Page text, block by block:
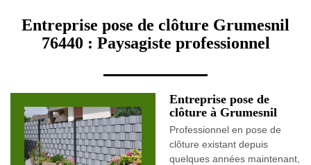
Entreprise pose de clôture Grumesnil
76440 : Paysagiste professionnel
Entreprise pose de
clôture à Grumesnil
Professionnel en pose de
clôture existant depuis
quelques années maintenant,